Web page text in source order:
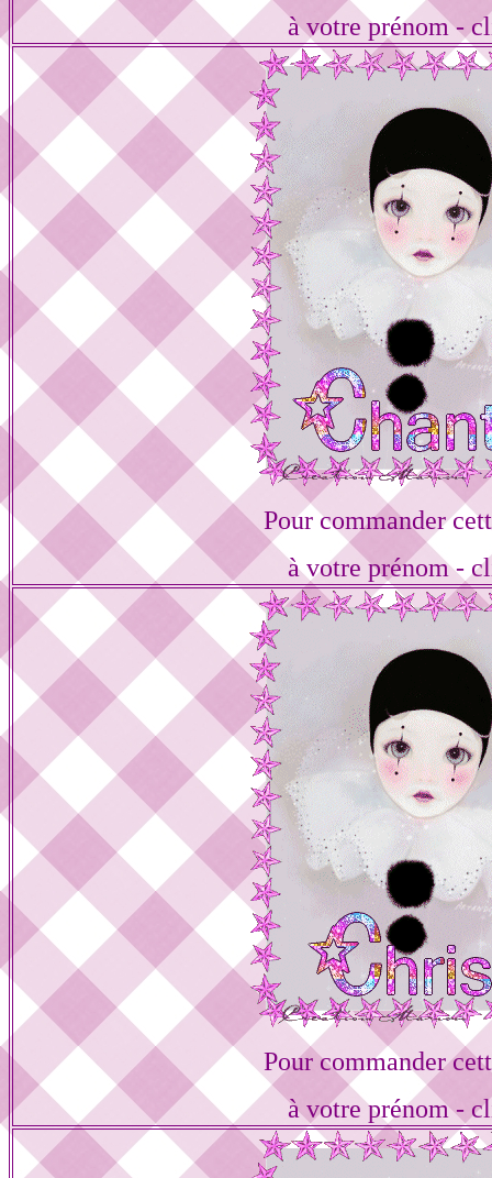
à votre prénom -
Pour commander
à votre prénom -
Pour commander
à votre prénom -